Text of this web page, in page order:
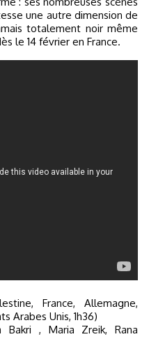
une autre dimension de
totalement noir même
le 14 février en France.
France, Allemagne,
Arabes Unis, 1h36)
Bakri , Maria Zreik, Rana